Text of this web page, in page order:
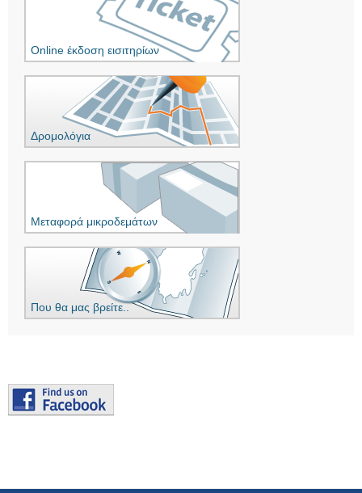
Online έκδοση εισιτηρίων
Δρομολόγια
Μεταφορά μικροδεμάτων
Που θα μας βρείτε..